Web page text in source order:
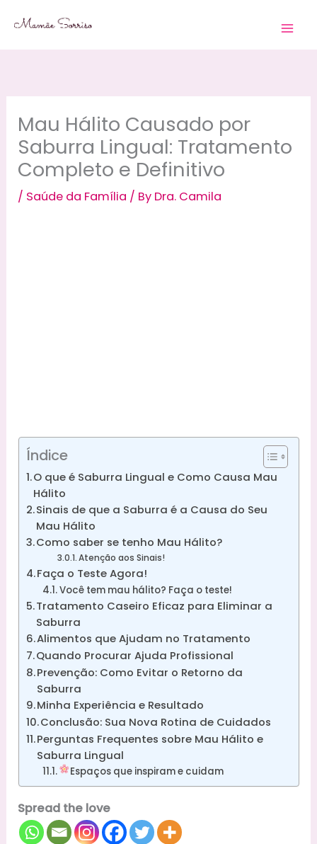
Mau Hálito Causado por
Saburra Lingual: Tratamento
Completo e Definitivo
/ Saúde da Família / By Dra. Camila
Índice
O que é Saburra Lingual e Como Causa Mau
Hálito
Sinais de que a Saburra é a Causa do Seu
Mau Hálito
Como saber se tenho Mau Hálito?
Atenção aos Sinais!
Faça o Teste Agora!
Você tem mau hálito? Faça o teste!
Tratamento Caseiro Eficaz para Eliminar a
Saburra
Alimentos que Ajudam no Tratamento
Quando Procurar Ajuda Profissional
Prevenção: Como Evitar o Retorno da
Saburra
Minha Experiência e Resultado
Conclusão: Sua Nova Rotina de Cuidados
Perguntas Frequentes sobre Mau Hálito e
Saburra Lingual
Espaços que inspiram e cuidam
Spread the love